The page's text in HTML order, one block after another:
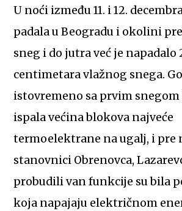
U noći između 11. i 12.
padala u Beogradu i okolini
sneg i do jutra već je napadalo
centimetara vlažnog snega.
istovremeno sa prvim snegom
ispala većina blokova najveće
termoelektrane na ugalj, i pre
stanovnici Obrenovca,
probudili van funkcije su bila
koja napajaju električnom